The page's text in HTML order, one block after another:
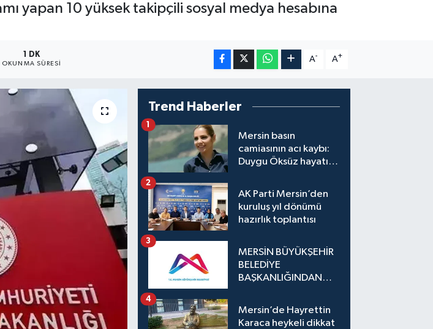
yapan 10 yüksek takipçili sosyal medya hesabına
1 DK
OKUNMA SÜRESI
A- A+
Trend Haberler
Mersin basın
camiasının acı kaybı:
Duygu Öksüz hayatını
1
AK Parti Mersin’den
kuruluş yıl dönümü
hazırlık toplantısı
2
MERSİN BÜYÜKŞEHİR
BELEDİYE
BAŞKANLIĞINDAN
3
Mersin’de Hayrettin
Karaca heykeli dikkat
4